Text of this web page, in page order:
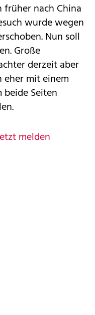
nach China
wurde wegen
Nun soll
Große
derzeit aber
eher mit einem
Seiten
melden